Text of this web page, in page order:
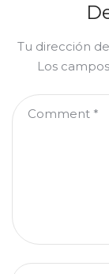
Tu dirección
Los
Comment *